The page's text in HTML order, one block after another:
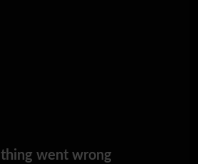
went wrong